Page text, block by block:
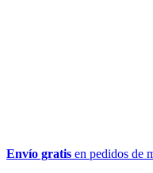
Envío gratis en pedidos de